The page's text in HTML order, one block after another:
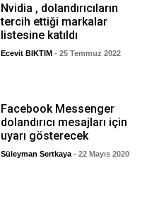
Nvidia , dolandırıcıların
tercih ettiği markalar
listesine katıldı
Ecevit BIKTIM - 25 Temmuz 2022
Facebook Messenger
dolandırıcı mesajları için
uyarı gösterecek
Süleyman Sertkaya - 22 Mayıs 2020